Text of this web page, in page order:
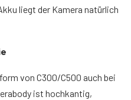
liegt der Kamera natürlich
von C300/C500 auch bei
ist hochkantig,